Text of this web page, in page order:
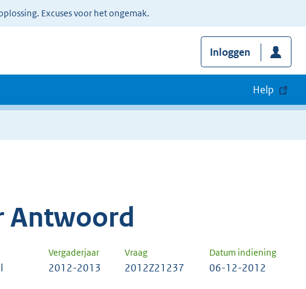
Excuses voor het ongemak.
Inloggen
Help
Antwoord
Vergaderjaar Vraag Datum indiening
2012-2013 2012Z21237 06-12-2012